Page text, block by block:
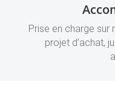
Prise en charge sur
projet d’achat,